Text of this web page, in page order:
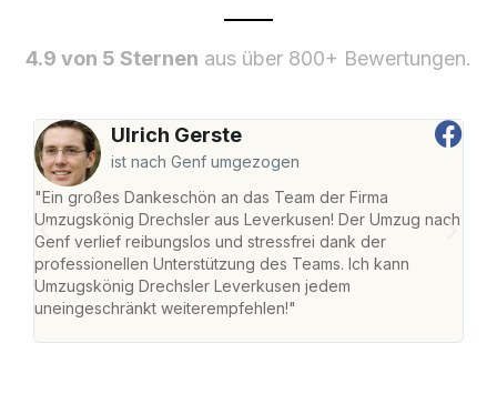
4.9 von 5 Sternen aus über 800+ Bewertungen.
Ulrich Gerste
ist nach Genf umgezogen
"Ein großes Dankeschön an das Team der Firma
Umzugskönig Drechsler aus Leverkusen! Der Umzug nach
Genf verlief reibungslos und stressfrei dank der
professionellen Unterstützung des Teams. Ich kann
Umzugskönig Drechsler Leverkusen jedem
uneingeschränkt weiterempfehlen!"